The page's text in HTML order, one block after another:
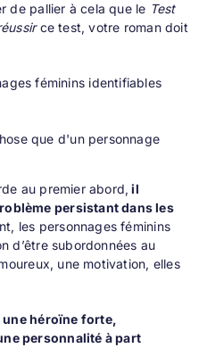
de pallier à cela que le Test
ce test, votre roman doit
féminins identifiables
que d'un personnage
au premier abord, il
persistant dans les
les personnages féminins
d’être subordonnées au
une motivation, elles
héroïne forte,
personnalité à part